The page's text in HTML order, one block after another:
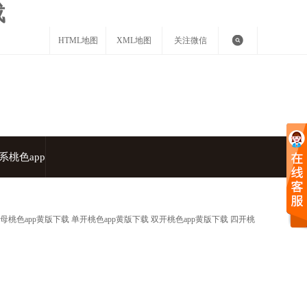
HTML地图 XML地图
关注微信
桃色app
桃色app黄版下载 单开桃色app黄版下载 双开桃色app黄版下载 四开桃